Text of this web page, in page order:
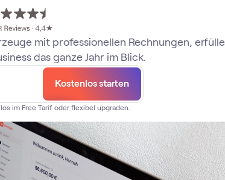
mit professionellen Rechnungen, erfülle
das ganze Jahr im Blick.
Kostenlos starten
im Free Tarif oder flexibel upgraden.